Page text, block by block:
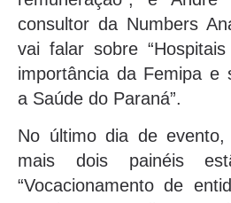
consultor da Numbers
vai falar sobre
importância da Femipa e
a Saúde do Paraná”.
No último dia de
mais dois painéis
“Vocacionamento de